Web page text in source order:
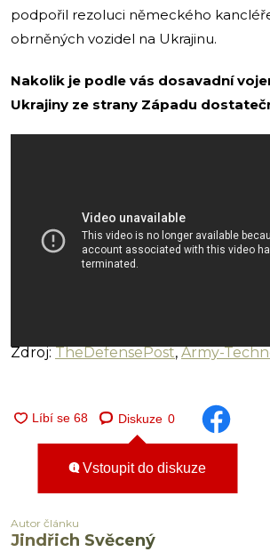
podpořil rezoluci německého
obrněných vozidel na Ukrajinu.
Nakolik je podle vás dosavadní
Ukrajiny ze strany Západu
Zdroj: TheDefensePost, Army-
Diskuze 0
Vstoupit do diskuze
Autor článku
Jindřich Svěcený